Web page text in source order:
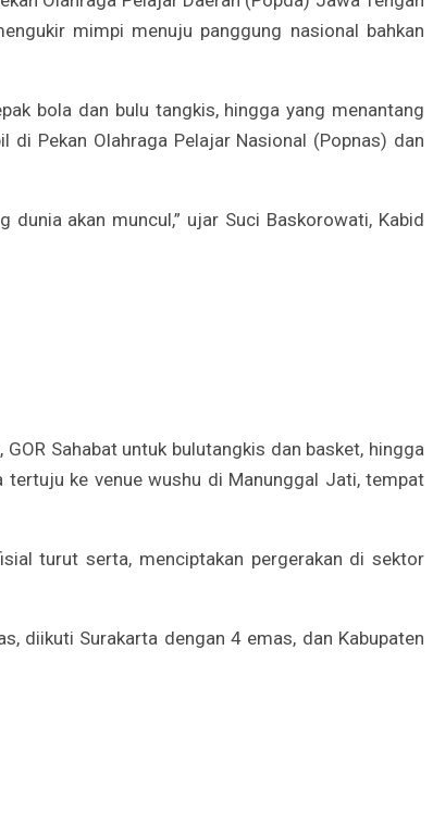
mimpi menuju panggung nasional bahkan
bola dan bulu tangkis, hingga yang menantang
Pekan Olahraga Pelajar Nasional (Popnas) dan
akan muncul,” ujar Suci Baskorowati, Kabid
Sahabat untuk bulutangkis dan basket, hingga
ke venue wushu di Manunggal Jati, tempat
turut serta, menciptakan pergerakan di sektor
diikuti Surakarta dengan 4 emas, dan Kabupaten